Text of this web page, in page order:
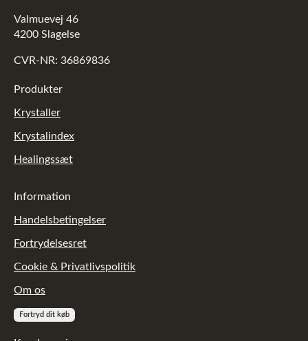
Valmuevej 46
4200 Slagelse
CVR-NR: 36869836
Produkter
Krystaller
Krystalindex
Healingssæt
Information
Handelsbetingelser
Fortrydelsesret
Cookie & Privatlivspolitik
Om os
Fortryd dit køb